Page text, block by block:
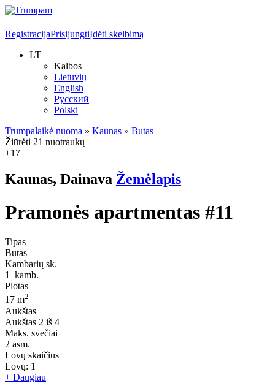
RegistracijaPrisijungtiĮdėti skelbimą
LT
Kalbos
Lietuvių
English
Русский
Polski
Trumpalaikė nuoma » Kaunas » Butas
Žiūrėti 21 nuotraukų
+17
Kaunas, Dainava Žemėlapis
Pramonės apartmentas #11
Tipas
Butas
Kambarių sk.
1
kamb.
Plotas
17 m2
Aukštas
Aukštas 2 iš 4
Maks. svečiai
2 asm.
Lovų skaičius
Lovų: 1
+ Daugiau